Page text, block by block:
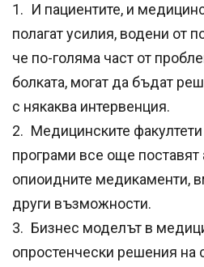
1. И пациентите, и
полагат усилия, водени от
че по-голяма част от
болката, могат да бъдат
с някаква интервенция.
2. Медицинските факултети
програми все още поставят
опиоидните медикаменти,
други възможности.
3. Бизнес моделът в
опростенчески решения